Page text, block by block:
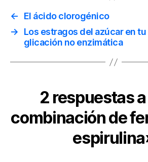
←
El ácido clorogénico
→
Los estragos del azúcar en
glicación no enzimática
2 respuestas
combinación de